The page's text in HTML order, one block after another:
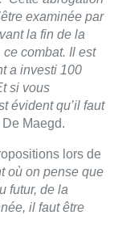
: le service
faut l’étendre aux
“C’était une
Dermagne.
en
de
en banque en
de lutte contre le
entendu – mais
ces Belges
leur compte